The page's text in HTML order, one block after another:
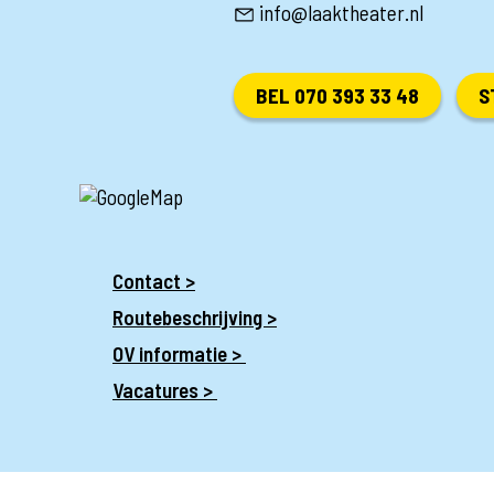
info@laaktheater.nl
BEL 070 393 33 48
Contact >
Routebeschrijving >
OV informatie >
Vacatures >